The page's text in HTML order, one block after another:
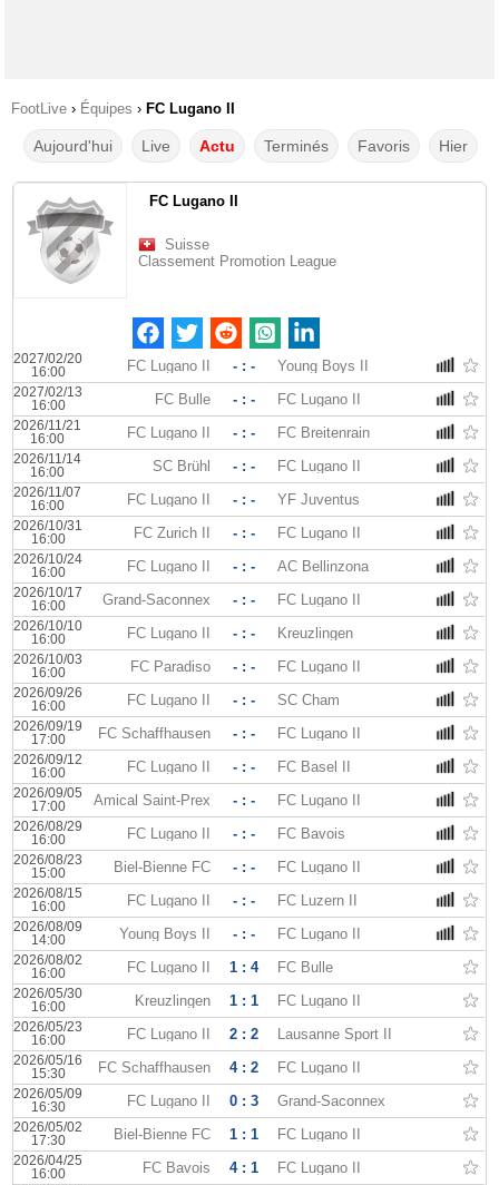
FootLive › Équipes › FC Lugano II
Aujourd'hui Live Actu Terminés Favoris Hier
FC Lugano II
Suisse
Classement Promotion League
2027/02/20
16:00
FC Lugano II - : - Young Boys II
2027/02/13
16:00
FC Bulle - : - FC Lugano II
2026/11/21
16:00
FC Lugano II - : - FC Breitenrain
2026/11/14
16:00
SC Brühl - : - FC Lugano II
2026/11/07
16:00
FC Lugano II - : - YF Juventus
2026/10/31
16:00
FC Zurich II - : - FC Lugano II
2026/10/24
16:00
FC Lugano II - : - AC Bellinzona
2026/10/17
16:00
Grand-Saconnex - : - FC Lugano II
2026/10/10
16:00
FC Lugano II - : - Kreuzlingen
2026/10/03
16:00
FC Paradiso - : - FC Lugano II
2026/09/26
16:00
FC Lugano II - : - SC Cham
2026/09/19
17:00
FC Schaffhausen - : - FC Lugano II
2026/09/12
16:00
FC Lugano II - : - FC Basel II
2026/09/05
17:00
Amical Saint-Prex - : - FC Lugano II
2026/08/29
16:00
FC Lugano II - : - FC Bavois
2026/08/23
15:00
Biel-Bienne FC - : - FC Lugano II
2026/08/15
16:00
FC Lugano II - : - FC Luzern II
2026/08/09
14:00
Young Boys II - : - FC Lugano II
2026/08/02
16:00
FC Lugano II 1 : 4 FC Bulle
2026/05/30
16:00
Kreuzlingen 1 : 1 FC Lugano II
2026/05/23
16:00
FC Lugano II 2 : 2 Lausanne Sport II
2026/05/16
15:30
FC Schaffhausen 4 : 2 FC Lugano II
2026/05/09
16:30
FC Lugano II 0 : 3 Grand-Saconnex
2026/05/02
17:30
Biel-Bienne FC 1 : 1 FC Lugano II
2026/04/25
16:00
FC Bavois 4 : 1 FC Lugano II